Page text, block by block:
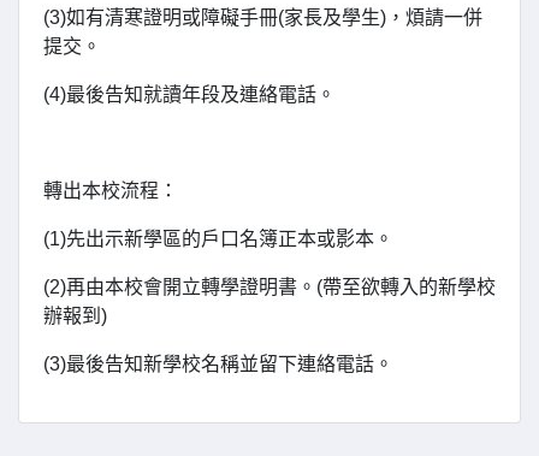
(3)如有清寒證明或障礙手冊(家長及學生)，煩請一併
提交。
(4)最後告知就讀年段及連絡電話。
轉出本校流程：
(1)先出示新學區的戶口名簿正本或影本。
(2)再由本校會開立轉學證明書。(帶至欲轉入的新學校
辦報到)
(3)最後告知新學校名稱並留下連絡電話。